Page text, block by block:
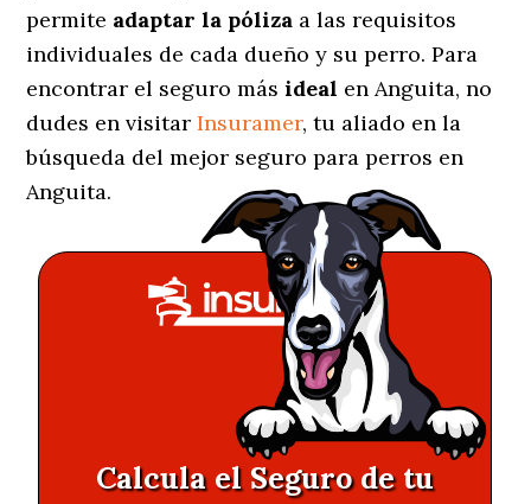
permite adaptar la póliza a las requisitos
individuales de cada dueño y su perro. Para
encontrar el seguro másideal en Anguita, no
dudes en visitarInsuramer, tu aliado en la
búsqueda del mejor seguro para perros en
Anguita.
Calcula el Seguro de tu